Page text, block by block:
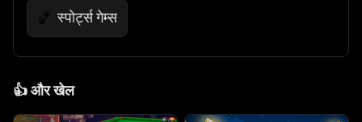
🏀 स्पोर्ट्स गेम्स
👍और खेल